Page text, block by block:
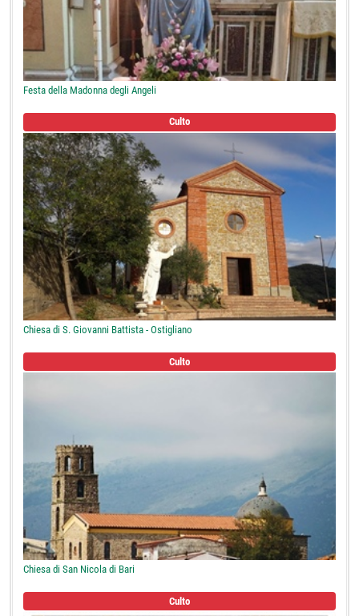
Festa della Madonna degli Angeli
Culto
Chiesa di S. Giovanni Battista - Ostigliano
Culto
Chiesa di San Nicola di Bari
Culto